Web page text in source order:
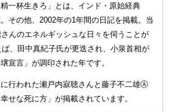
一杯生きろ」とは、インド・原始経典
その他、2002年の1年間の日記を掲載。当
んのエネルギッシュな日々を伺うことが
、田中真紀子氏が更迭され、小泉首相が
宣言」が調印された年です。
行われた瀬戸内寂聴さんと藤子不二雄Ⓐ
せな死に方」が掲載されています。